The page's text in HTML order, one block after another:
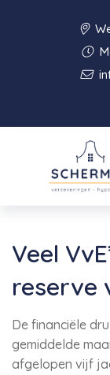
Veel
reserve
De financiële
gemiddelde
afgelopen vijf